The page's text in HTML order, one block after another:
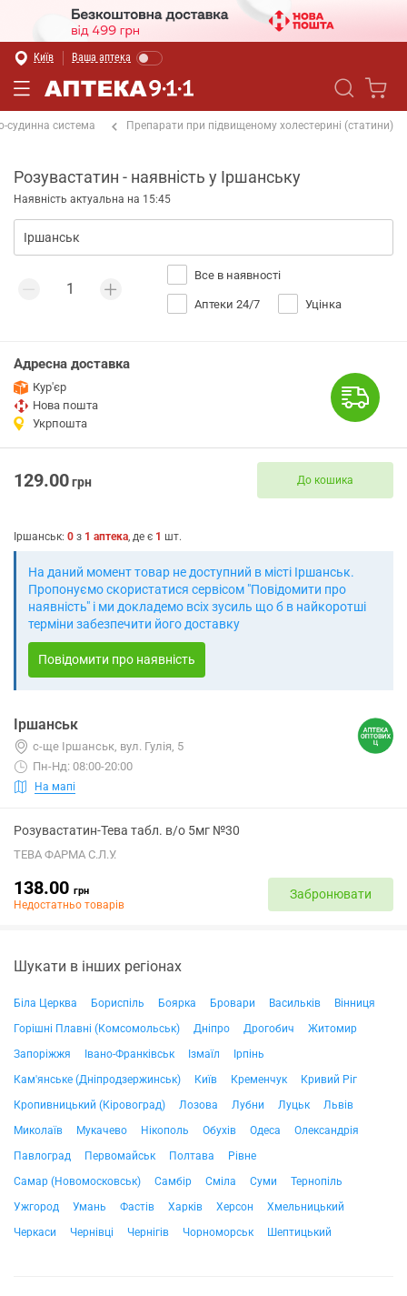
Київ Ваша аптека
судинна система Препарати при підвищеному холестерині (статини)
Розувастатин - наявність у Іршанську
Наявність актуальна на 15:45
Все в наявності
Аптеки 24/7 Уцінка
Адресна доставка
Кур'єр
Нова пошта
Укрпошта
129.00грн До кошика
Іршанськ: 0 з 1 аптека, де є 1 шт.
На даний момент товар не доступний в місті Іршанськ.
Пропонуємо скористатися сервісом "Повідомити про
наявність" і ми докладемо всіх зусиль що б в найкоротші
терміни забезпечити його доставку
Повідомити про наявність
Іршанськ
с-ще Іршанськ, вул. Гулія, 5
Пн-Нд: 08:00-20:00
На мапі
Розувастатин-Тева табл. в/о 5мг №30
ТЕВА ФАРМА С.Л.У.
138.00 грн
Недостатньо товарів
Забронювати
Шукати в інших регіонах
Біла Церква Бориспіль Боярка Бровари Васильків
Вінниця
Горішні Плавні (Комсомольськ)
Дніпро Дрогобич
Житомир
Запоріжжя
Івано-Франківськ Ізмаїл
Ірпінь
Кам'янське (Дніпродзержинськ)
Київ Кременчук
Кривий Ріг
Кропивницький (Кіровоград)
Лозова Лубни Луцьк
Львів
Миколаїв
Мукачево Нікополь Обухів Одеса
Олександрія
Павлоград
Первомайськ Полтава
Рівне
Самар (Новомосковськ)
Самбір Сміла Суми
Тернопіль
Ужгород
Умань Фастів Харків Херсон
Хмельницький
Черкаси
Чернівці Чернігів Чорноморськ Шептицький